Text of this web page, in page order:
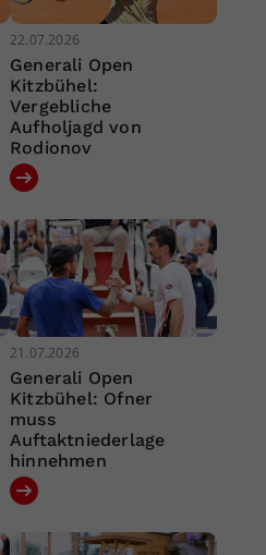
22.07.2026
Generali Open
Kitzbühel:
Vergebliche
Aufholjagd von
Rodionov
21.07.2026
Generali Open
Kitzbühel: Ofner
muss
Auftaktniederlage
hinnehmen